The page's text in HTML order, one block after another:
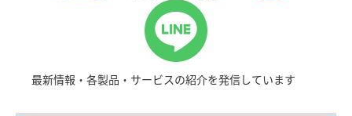
最新情報・各製品・サービスの紹介を発信しています